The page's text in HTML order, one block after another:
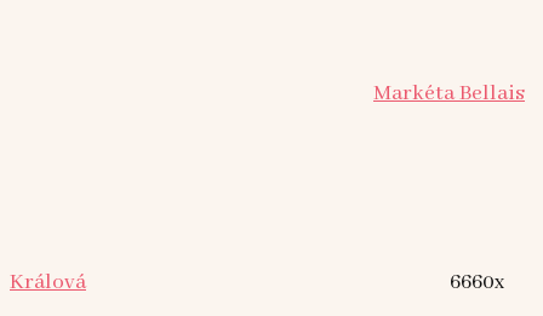
Markéta Bellais
Králová
6660x